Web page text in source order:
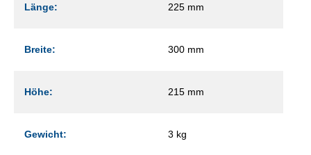
Länge: 225 mm
Breite: 300 mm
Höhe: 215 mm
Gewicht: 3 kg